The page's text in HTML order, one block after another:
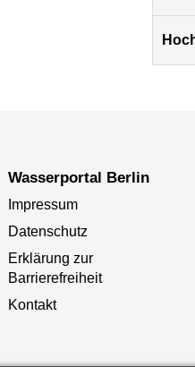
Wasserportal Berlin
Impressum
Datenschutz
Erklärung zur
Barrierefreiheit
Kontakt